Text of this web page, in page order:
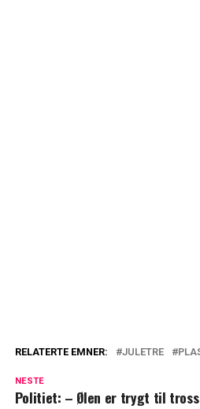
RELATERTE EMNER: JULETRE
NESTE
Politiet: – Ølen er trygt til